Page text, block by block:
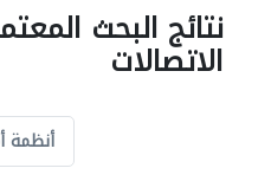
نتائج البحث
الاتصالات
أنظمة